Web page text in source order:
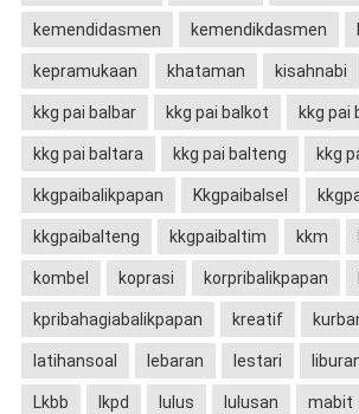
kemendidasmen kemendikdasmen
kepramukaan khataman kisahnabi
kkg pai balbar kkg pai balkot kkg pai
kkg pai baltara kkg pai balteng kkg
kkgpaibalikpapan Kkgpaibalsel
kkgpaibalteng kkgpaibaltim kkm
kombel koprasi korpribalikpapan
kpribahagiabalikpapan kreatif
latihansoal lebaran lestari
Lkbb lkpd lulus lulusan mabit